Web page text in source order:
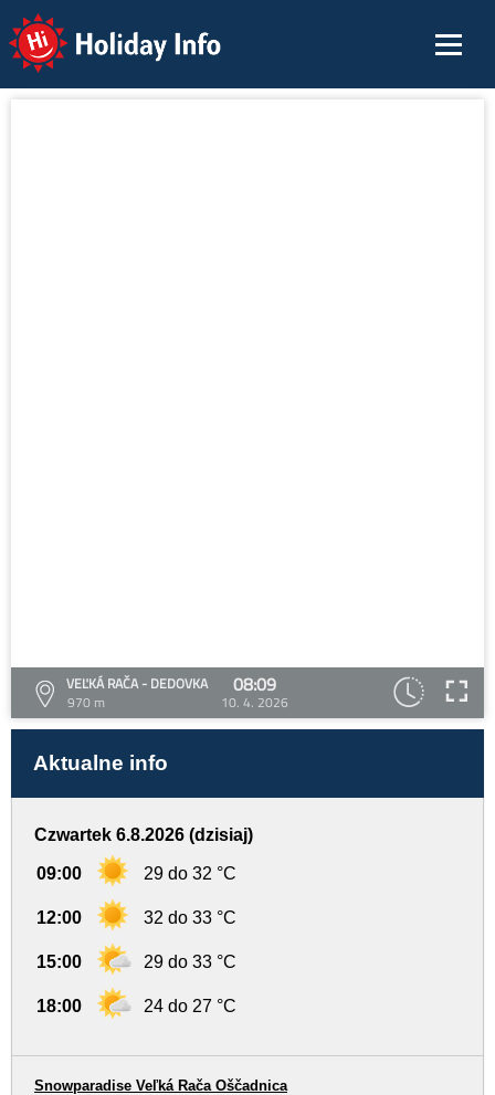
Holiday Info
VEĽKÁ RAČA - DEDOVKA
970 m
08:09
10. 4. 2026
Aktualne info
Czwartek 6.8.2026 (dzisiaj)
09:00 29 do 32 °C
12:00 32 do 33 °C
15:00 29 do 33 °C
18:00 24 do 27 °C
Snowparadise Veľká Rača Oščadnica